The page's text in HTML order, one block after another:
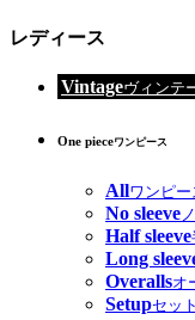
レディース
Vintageヴィンテ
One pieceワンピース
Allワンピー
No sleeve
Half sleeve
Long
Overallsオ
Setupセッ